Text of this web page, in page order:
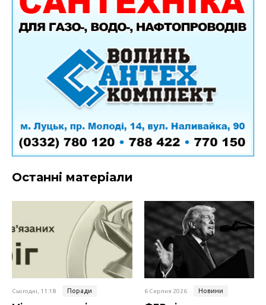
Останні матеріали
Сьогодні, 11:18 Поради 6 Серпня 2026 Новини